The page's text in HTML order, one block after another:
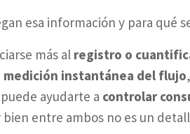
esa información y para qué
más al registro o
medición instantánea del flujo
ayudarte a controlar
bien entre ambos no es un